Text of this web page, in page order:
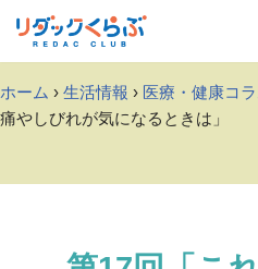
Skip
content
ホーム › 生活情報 › 医療・健康コ
痛やしびれが気になるときは」